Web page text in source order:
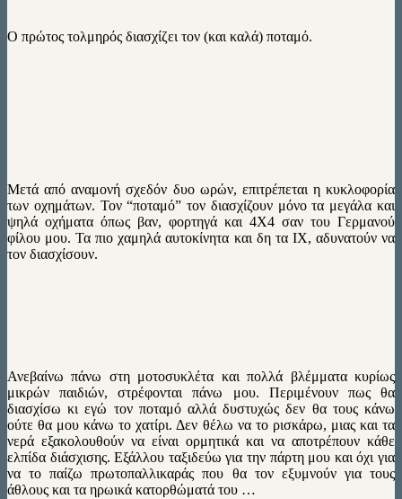
Ο πρώτος τολμηρός διασχίζει τον (και καλά) ποταμό.
Μετά από αναμονή σχεδόν δυο ωρών, επιτρέπεται η κυκλοφορία
των οχημάτων. Τον “ποταμό” τον διασχίζουν μόνο τα μεγάλα και
ψηλά οχήματα όπως βαν, φορτηγά και 4Χ4 σαν του Γερμανού
φίλου μου. Τα πιο χαμηλά αυτοκίνητα και δη τα ΙΧ, αδυνατούν να
τον διασχίσουν.
Ανεβαίνω πάνω στη μοτοσυκλέτα και πολλά βλέμματα κυρίως
μικρών παιδιών, στρέφονται πάνω μου. Περιμένουν πως θα
διασχίσω κι εγώ τον ποταμό αλλά δυστυχώς δεν θα τους κάνω
ούτε θα μου κάνω το χατίρι. Δεν θέλω να το ρισκάρω, μιας και τα
νερά εξακολουθούν να είναι ορμητικά και να αποτρέπουν κάθε
ελπίδα διάσχισης. Εξάλλου ταξιδεύω για την πάρτη μου και όχι για
να το παίζω πρωτοπαλλικαράς που θα τον εξυμνούν για τους
άθλους και τα ηρωικά κατορθώματά του …